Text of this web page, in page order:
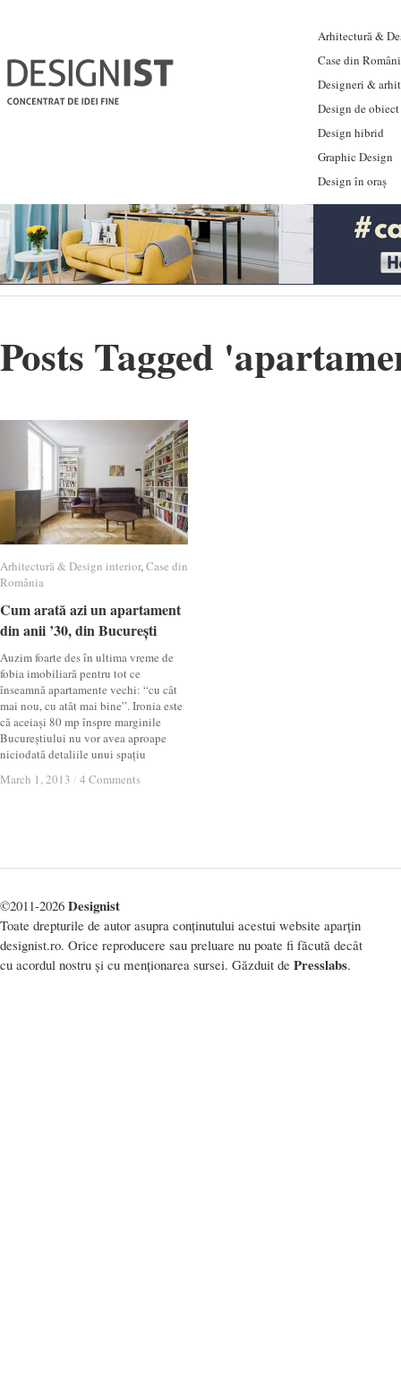
Arhitectură &
Case din
Designeri &
Design de obiect
Design hibrid
Graphic Design
Design în oraș
Posts Tagged '
Arhitectură & Design interior,Case din
România
Cum arată azi un apartament
din anii ’30, din București
Auzim foarte des în ultima vreme de
fobia imobiliară pentru tot ce
înseamnă apartamente vechi: “cu cât
mai nou, cu atât mai bine”. Ironia este
că aceiași 80 mp înspre marginile
Bucureștiului nu vor avea aproape
niciodată detaliile unui spațiu
March 1, 2013 / 4 Comments
Arhitectură & Design interior Case din
România
Cum arată azi un apartament
din anii ’30, din București
March 1, 2013 / 4 Comments
©2011-2026 Designist
Toate drepturile de autor asupra conținutului acestui website aparțin
designist.ro. Orice reproducere sau preluare nu poate fi făcută decât
cu acordul nostru și cu menționarea sursei. Găzduit de Presslabs.